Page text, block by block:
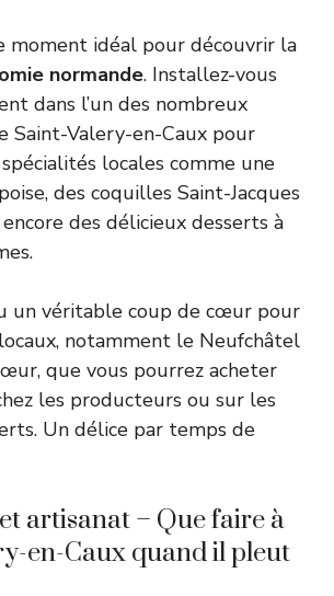
moment idéal pour découvrir la
normande. Installez-vous
dans l’un des nombreux
Saint-Valery-en-Caux pour
locales comme une
des coquilles Saint-Jacques
encore des délicieux desserts à
un véritable coup de cœur pour
notamment le Neufchâtel
que vous pourrez acheter
les producteurs ou sur les
Un délice par temps de
artisanat – Que faire à
en-Caux quand il pleut